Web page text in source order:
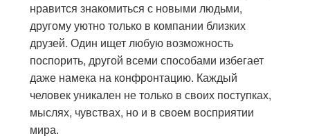
нравится знакомиться с новыми людьми,
другому уютно только в компании близких
друзей. Один ищет любую возможность
поспорить, другой всеми способами избегает
даже намека на конфронтацию. Каждый
человек уникален не только в своих поступках,
мыслях, чувствах, но и в своем восприятии
мира.